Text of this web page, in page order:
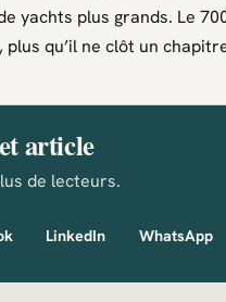
yachts plus grands. Le
qu’il ne clôt un
article
de lecteurs.
LinkedIn WhatsApp